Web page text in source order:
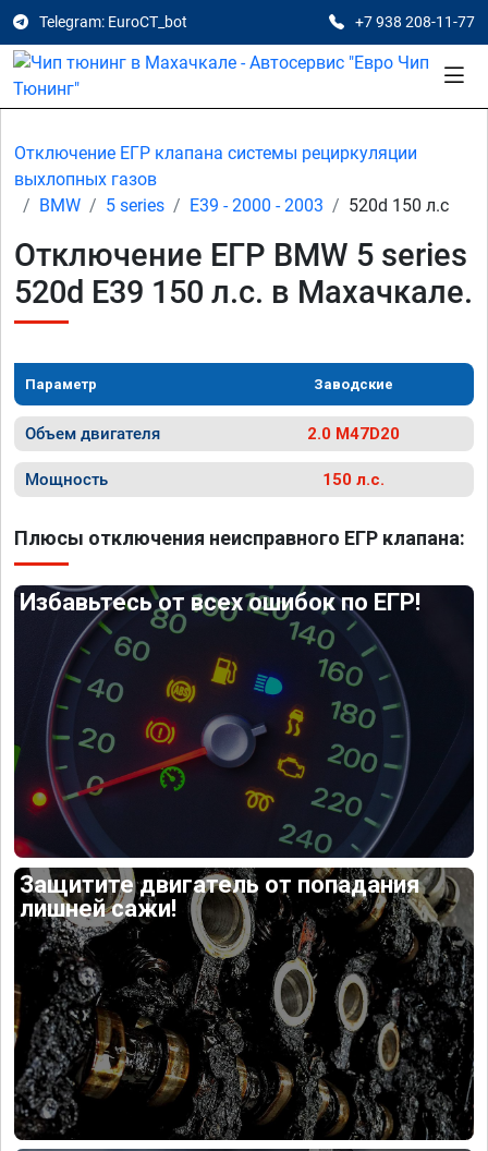
Telegram: EuroCT_bot +7 938 208-11-77
Отключение ЕГР клапана системы рециркуляции
выхлопных газов
BMW
5 series E39 - 2000 - 2003 520d 150 л.с
Отключение ЕГР BMW 5 series
520d E39 150 л.с. в Махачкале.
Параметр Заводские
Объем двигателя 2.0 M47D20
Мощность 150 л.с.
Плюсы отключения неисправного ЕГР клапана:
Избавьтесь от всех ошибок по ЕГР!
Защитите двигатель от попадания
лишней сажи!